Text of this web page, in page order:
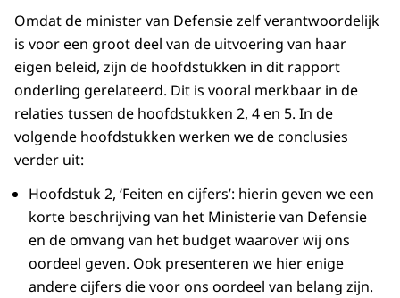
Omdat de minister van Defensie zelf verantwoordelijk
is voor een groot deel van de uitvoering van haar
eigen beleid, zijn de hoofdstukken in dit rapport
onderling gerelateerd. Dit is vooral merkbaar in de
relaties tussen de hoofdstukken 2, 4 en 5. In de
volgende hoofdstukken werken we de conclusies
verder uit:
Hoofdstuk 2, ‘Feiten en cijfers’: hierin geven we een
korte beschrijving van het Ministerie van Defensie
en de omvang van het budget waarover wij ons
oordeel geven. Ook presenteren we hier enige
andere cijfers die voor ons oordeel van belang zijn.